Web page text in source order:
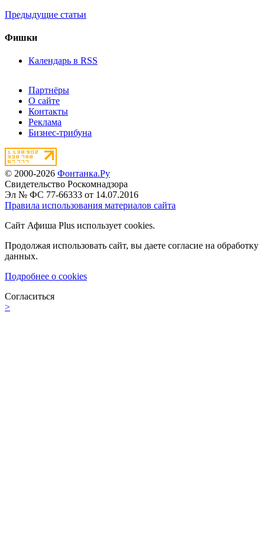
Предыдущие статьи
Фишки
Календарь в RSS
Партнёры
О сайте
Контакты
Реклама
Бизнес-трибуна
© 2000-2026 Фонтанка.Ру
Свидетельство Роскомнадзора
Эл № ФС 77-66333 от 14.07.2016
Правила использования материалов сайта
Сайт Афиша Plus использует cookies.
Продолжая использовать сайт, вы даете согласие на обработку
данных.
Подробнее о cookies
Согласиться
>